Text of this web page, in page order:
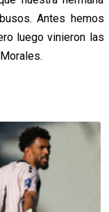
Antes hemos
luego vinieron las